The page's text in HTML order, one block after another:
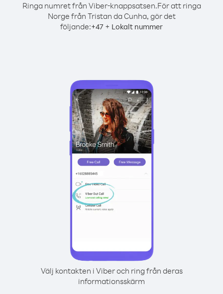
Ringa numret från Viber-knappsatsen.För att ringa
Norge från Tristan da Cunha, gör det
följande:+47 + Lokalt nummer
Välj kontakten i Viber och ring från deras
informationsskärm